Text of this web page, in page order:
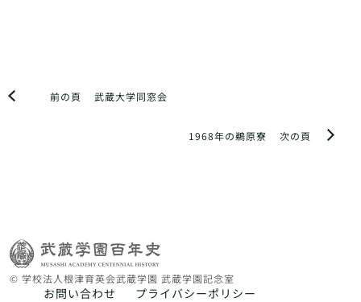
前の頁 武蔵大学同窓会
次の頁
1968年の鵜原寮
© 学校法人根津育英会武蔵学園 武蔵学園記念室
お問い合わせ プライバシーポリシー